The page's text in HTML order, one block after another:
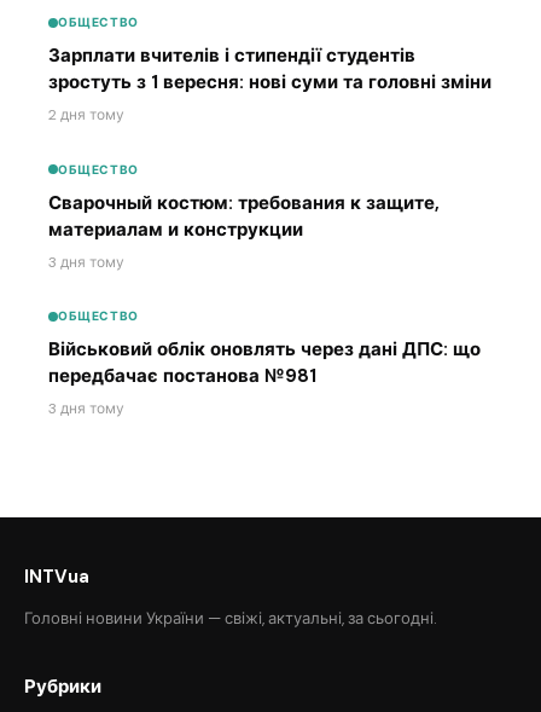
ОБЩЕСТВО
Зарплати вчителів і стипендії студентів
зростуть з 1 вересня: нові суми та головні зміни
2 дня тому
ОБЩЕСТВО
Сварочный костюм: требования к защите,
материалам и конструкции
3 дня тому
ОБЩЕСТВО
Військовий облік оновлять через дані ДПС: що
передбачає постанова №981
3 дня тому
INTVua
Головні новини України — свіжі, актуальні, за сьогодні.
Рубрики